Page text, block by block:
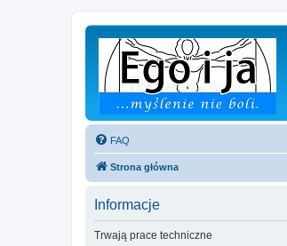
FAQ
Strona główna
Informacje
Trwają prace techniczne